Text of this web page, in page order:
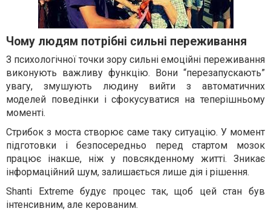
Чому людям потрібні сильні переживання
З психологічної точки зору сильні емоційні переживання
виконують важливу функцію. Вони “перезапускають”
увагу, змушують людину вийти з автоматичних
моделей поведінки і сфокусуватися на теперішньому
моменті.
Стрибок з моста створює саме таку ситуацію. У момент
підготовки і безпосередньо перед стартом мозок
працює інакше, ніж у повсякденному житті. Зникає
інформаційний шум, залишається лише дія і рішення.
Shanti Extreme будує процес так, щоб цей стан був
інтенсивним, але керованим.